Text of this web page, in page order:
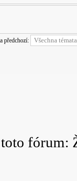
předchozí:
fórum: